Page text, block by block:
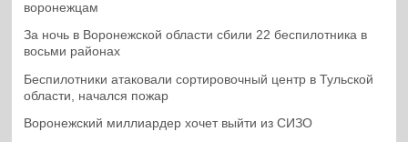
воронежцам
За ночь в Воронежской области сбили 22 беспилотника в
восьми районах
Беспилотники атаковали сортировочный центр в Тульской
области, начался пожар
Воронежский миллиардер хочет выйти из СИЗО